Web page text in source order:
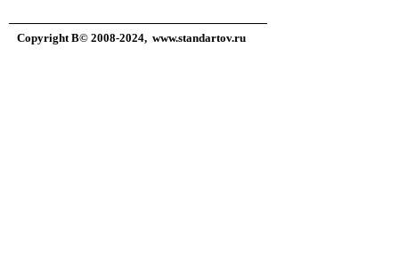
Copyright В© 2008-2024, www.standartov.ru